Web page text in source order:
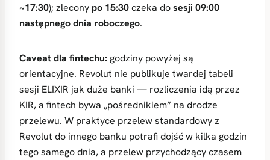
~17:30); zlecony po 15:30czeka dosesji 09:00
następnego dnia roboczego.
Caveat dla fintechu: godziny powyżej są
orientacyjne. Revolut nie publikuje twardej tabeli
sesji ELIXIR jak duże banki — rozliczenia idą przez
KIR, a fintech bywa „pośrednikiem” na drodze
przelewu. W praktyce przelew standardowy z
Revolut do innego banku potrafi dojść w kilka godzin
tego samego dnia, a przelew przychodzący czasem